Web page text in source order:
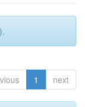
1 next